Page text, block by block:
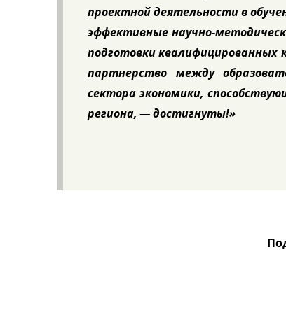
проектной деятельности в
эффективные научно-
подготовки квалифицированных
партнерство между
сектора экономики,
региона, — достигнуты!»